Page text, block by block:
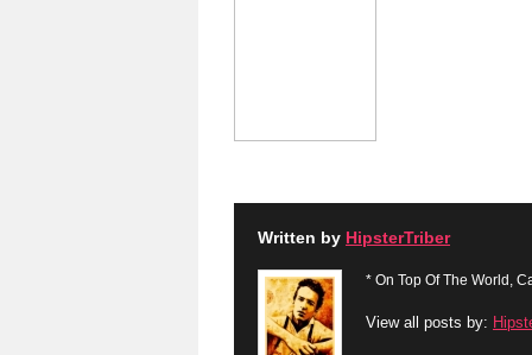
Written by HipsterTriber
* On Top Of The World,
View all posts by: